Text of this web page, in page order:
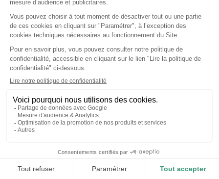
Combien coûte DrSanté ? La
grille tarifaire officielle
Pour ne pas tomber dans le piège que nous dénonçons
dans ce guide, voici notre propre grille tarifaire, publiée
en clair, sans astérisque caché. Le prix de DrSanté
profil professionnel(coordination, paramédicaux,
médecins), sans module payant caché, sans frais
d’installation ni formation obligatoire. Les tarifs sont
pas la TVA, nous affichons le prix réellement payé, pas